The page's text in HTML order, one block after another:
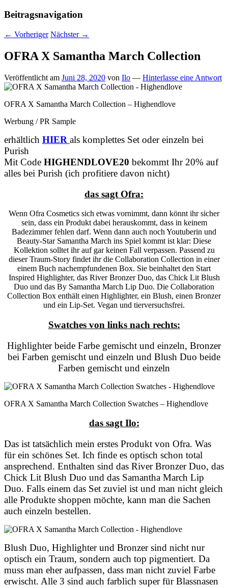
Beitragsnavigation
← Vorheriger Nächster →
OFRA X Samantha March Collection
Veröffentlicht am Juni 28, 2020 von Ilo — Hinterlasse eine Antwort
OFRA X Samantha March Collection – Highendlove
Werbung / PR Sample
erhältlich HIER als komplettes Set oder einzeln bei
Purish
Mit Code HIGHENDLOVE20 bekommt Ihr 20% auf
alles bei Purish (ich profitiere davon nicht)
das sagt Ofra:
Wenn Ofra Cosmetics sich etwas vornimmt, dann könnt ihr sicher
sein, dass ein Produkt dabei herauskommt, dass in keinem
Badezimmer fehlen darf. Wenn dann auch noch Youtuberin und
Beauty-Star Samantha March ins Spiel kommt ist klar: Diese
Kollektion solltet ihr auf gar keinen Fall verpassen. Passend zu
dieser Traum-Story findet ihr die Collaboration Collection in einer
einem Buch nachempfundenen Box. Sie beinhaltet den Start
Inspired Highlighter, das River Bronzer Duo, das Chick Lit Blush
Duo und das By Samantha March Lip Duo. Die Collaboration
Collection Box enthält einen Highlighter, ein Blush, einen Bronzer
und ein Lip-Set. Vegan und tierversuchsfrei.
Swatches von links nach rechts:
Highlighter beide Farbe gemischt und einzeln, Bronzer
bei Farben gemischt und einzeln und Blush Duo beide
Farben gemischt und einzeln
OFRA X Samantha March Collection Swatches – Highendlove
das sagt Ilo:
Das ist tatsächlich mein erstes Produkt von Ofra. Was
für ein schönes Set. Ich finde es optisch schon total
ansprechend. Enthalten sind das River Bronzer Duo, das
Chick Lit Blush Duo und das Samantha March Lip
Duo. Falls einem das Set zuviel ist und man nicht gleich
alle Produkte shoppen möchte, kann man die Sachen
auch einzeln bestellen.
Blush Duo, Highlighter und Bronzer sind nicht nur
optisch ein Traum, sondern auch top pigmentiert. Da
muss man eher aufpassen, dass man nicht zuviel Farbe
erwischt. Alle 3 sind auch farblich super für Blassnasen